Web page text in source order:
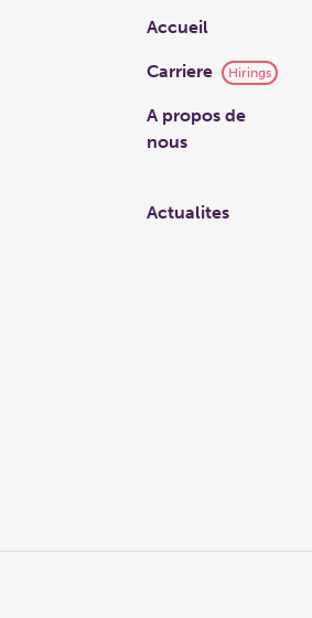
Links
Accueil
Carriere Hirings
A propos de
nous
Actualites